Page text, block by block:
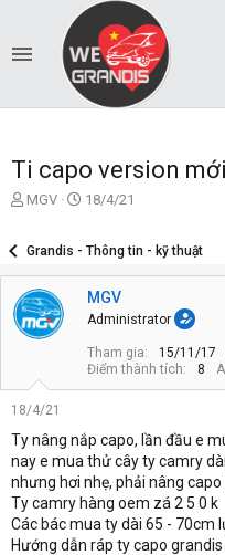
Ti capo version
T
b
ở
i
MGV
S
t
d
a
e
18/4/21
Grandis - Thông tin - kỹ thuật
MGV
Administrator
Tham gia 15/11/17
Điểm thành tích
8
18/4/21
Ty nâng nắp capo, lần đầu e
nay e mua thử cây ty camry
nhưng hơi nhẹ, phải nâng
Ty camry hàng oem zá 2 5 0 k
Các bác mua ty dài 65 - 70cm
Hướng dẫn ráp ty capo grandis